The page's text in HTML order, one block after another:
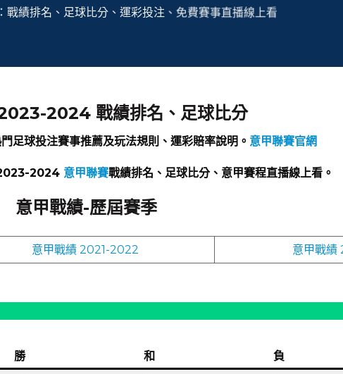
戰績排名、足球比分、運彩投注、免費賽事直播線上看
2024 戰績排名、足球比分
足球投注賽事推薦及玩法規則、運彩賠率說明。 意甲聯賽官網
2024 意甲聯賽戰績排名、足球比分、意甲賽程直播線上看。
意甲戰績-歷屆賽季
意甲戰績 2021-2022 意甲戰
勝 和 負